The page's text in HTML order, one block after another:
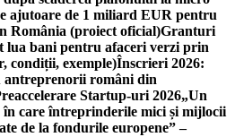
ajutoare de 1 miliard EUR pentru
România (proiect oficial)Granturi
lua bani pentru afaceri verzi prin
condiții, exemple)Înscrieri 2026:
români din
Startup-uri 2026„Un
în care întreprinderile mici și mijlocii
de la fondurile europene” –